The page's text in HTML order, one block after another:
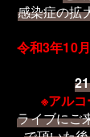
感染症の拡
令和3年10
※アル
ライブにご